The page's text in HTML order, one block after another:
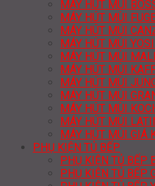
MÁY HÚT MÙI
MÁY HÚT MÙI
MÁY HÚT MÙI
MÁY HÚT MÙI
MÁY HÚT MÙI
MÁY HÚT MÙI
MÁY HÚT MÙI
MÁY HÚT MÙI
MÁY HÚT MÙI
MÁY HÚT MÙI
MÁY HÚT MÙI GIÁ
PHỤ KIỆN TỦ BẾP
PHỤ KIỆN TỦ BẾP
PHỤ KIỆN TỦ BẾP